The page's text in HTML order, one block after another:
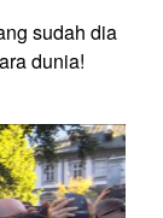
sudah dia
dunia!